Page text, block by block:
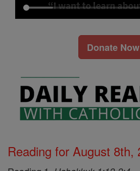
Donate Now
Reading for August 8th,